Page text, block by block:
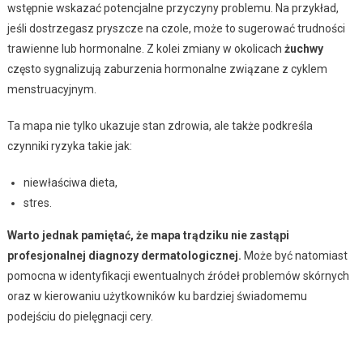
wstępnie wskazać potencjalne przyczyny problemu. Na przykład,
jeśli dostrzegasz pryszcze na czole, może to sugerować trudności
trawienne lub hormonalne. Z kolei zmiany w okolicach żuchwy
często sygnalizują zaburzenia hormonalne związane z cyklem
menstruacyjnym.
Ta mapa nie tylko ukazuje stan zdrowia, ale także podkreśla
czynniki ryzyka takie jak:
niewłaściwa dieta,
stres.
Warto jednak pamiętać, że mapa trądziku nie zastąpi
profesjonalnej diagnozy dermatologicznej. Może być natomiast
pomocna w identyfikacji ewentualnych źródeł problemów skórnych
oraz w kierowaniu użytkowników ku bardziej świadomemu
podejściu do pielęgnacji cery.